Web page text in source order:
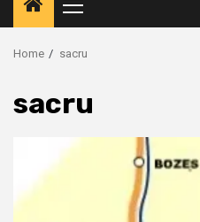
Primary
Menu
Home sacru
sacru